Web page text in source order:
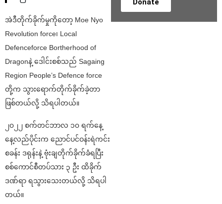
အဲဒီတိုက်ခိုက်မှုကိုတော့ Moe Nyo
Revolution force၊ Local
Defenceforce Bortherhood of
Dragonနဲ့ ဒေါင်းစစ်သည် Sagaing
Region People’s Defence force
တို့က သွားရောက်တိုက်ခိုက်ခဲ့တာ
ဖြစ်တယ်လို့ သိရပါတယ်။
၂၀၂၂ စက်တင်ဘာလ ၁၀ ရက်နေ့
နေ့လည်ပိုင်းက ညောင်ပင်ဝန်းရဲကင်း
စခန်း ဒရုန်းနဲ့ ဗုံးချတိုက်ခိုက်ခံရပြီး
စစ်ကောင်စီတပ်သား ၃ ဦး ထိခိုက်
ဒဏ်ရာ ရသွားသေးတယ်လို့ သိရပါ
တယ်။